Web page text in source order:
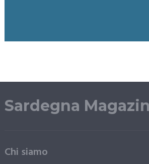
Sardegna
Chi siamo